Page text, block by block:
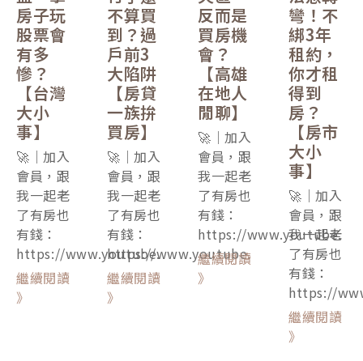
房子玩
股票會
有多
慘？
【台灣
大小
事】
🚀｜加入
會員，跟
我一起老
了有房也
有錢：
https://www.youtube.
繼續閱讀
》
不算買
到？過
戶前3
大陷阱
【房貸
一族拚
買房】
🚀｜加入
會員，跟
我一起老
了有房也
有錢：
https://www.youtube.
繼續閱讀
》
反而是
買房機
會？
【高雄
在地人
閒聊】
🚀｜加入
會員，跟
我一起老
了有房也
有錢：
https://www.youtube.
繼續閱讀
》
彎！不
綁3年
租約，
你才租
得到
房？
【房市
大小
事】
🚀｜加入
會員，跟
我一起老
了有房也
有錢：
https://
繼續閱讀
》